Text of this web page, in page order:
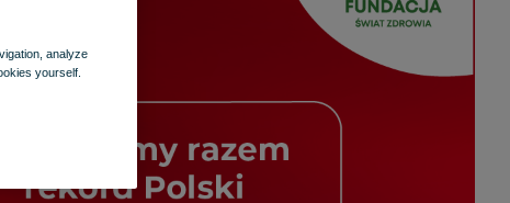
analyze
yourself.